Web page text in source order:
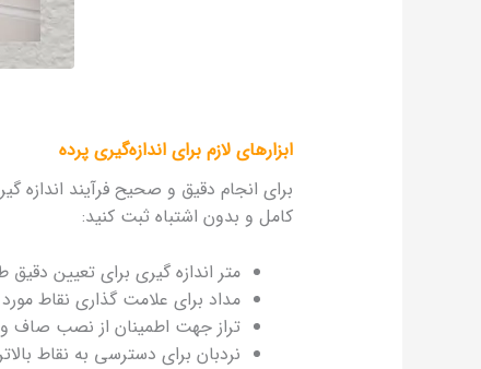
ابزارهای لازم برای اندازه‌گیری پرده
برای انجام دقیق و صحیح فرآیند اندازه‌
کامل و بدون اشتباه ثبت کنید:
متر اندازه‌ گیری برای تعیین
مداد برای علامت‌ گذاری نقاط مورد
تراز جهت اطمینان از نصب صاف
نردبان برای دسترسی به نقاط